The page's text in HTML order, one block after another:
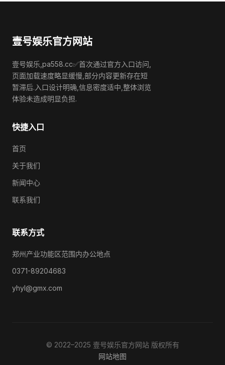
壹号娱乐官方网站
壹号娱乐,pa558.cc✅首次通过官方入口访问,
页面加载速度略显缓慢,部分内容更新存在短
暂滞后.入口设计明确,信息密度适中,整体浏览
体验未造成明显负担.
快捷入口
首页
关于我们
新闻中心
联系我们
联系方式
郑州产业功能区范围内办公地点
0371-89204683
yhyl@gmx.com
© 2022–2025 壹号娱乐官方网站 版权所有
网站地图